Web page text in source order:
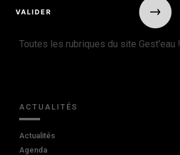
Toutes les rubriques du site Gest'eau !
ACTUALITÉS
Actualités
Agenda